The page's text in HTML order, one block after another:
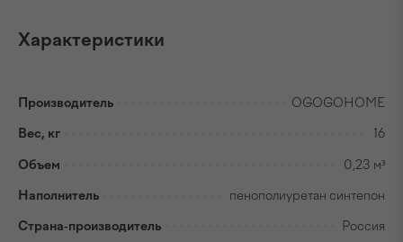
Характеристики
Производитель OGOGOHOME
Вес, кг 16
Объем 0,23 м³
Наполнитель пенополиуретан синтепон
Страна-производитель Россия